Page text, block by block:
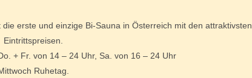
die erste und einzige Bi-Sauna in Österreich mit den attraktivsten
Eintrittspreisen.
+ Fr. von 14 – 24 Uhr, Sa. von 16 – 24 Uhr
Ruhetag.